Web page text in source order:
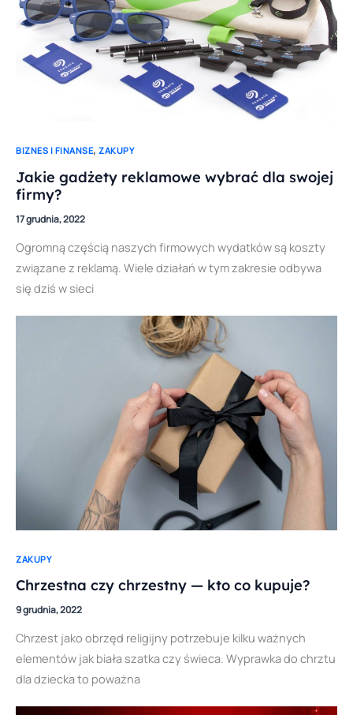
BIZNES I FINANSE, ZAKUPY
Jakie gadżety reklamowe wybrać dla swojej
firmy?
17 grudnia, 2022
Ogromną częścią naszych firmowych wydatków są koszty
związane z reklamą. Wiele działań w tym zakresie odbywa
się dziś w sieci
ZAKUPY
Chrzestna czy chrzestny — kto co kupuje?
9 grudnia, 2022
Chrzest jako obrzęd religijny potrzebuje kilku ważnych
elementów jak biała szatka czy świeca. Wyprawka do chrztu
dla dziecka to poważna